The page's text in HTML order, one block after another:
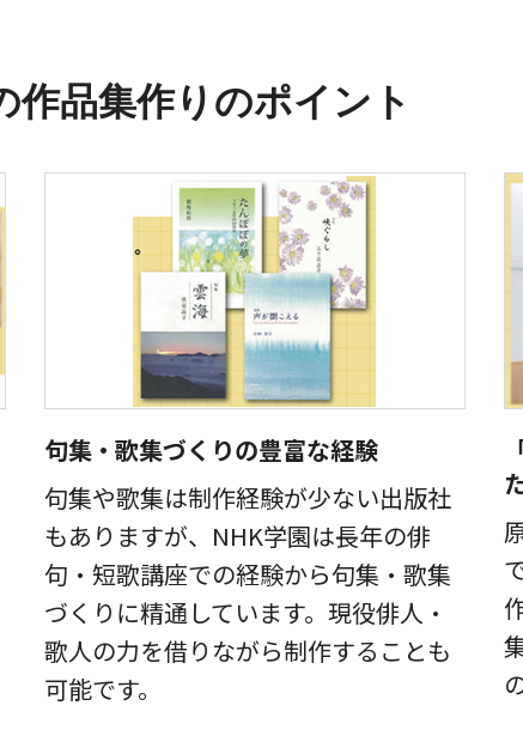
品集作りのポイント
句集・歌集づくりの豊富な経験
句集や歌集は制作経験が少ない出版社
もありますが、NHK学園は長年の俳
句・短歌講座での経験から句集・歌集
づくりに精通しています。現役俳人・
歌人の力を借りながら制作することも
可能です。